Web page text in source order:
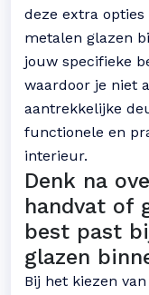
deze extra
metalen glazen
jouw specifieke
waardoor je niet
aantrekkelijke
functionele en
interieur.
Denk na
handvat of
best past
glazen
Bij het kiezen